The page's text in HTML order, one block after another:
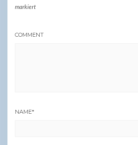
markiert
COMMENT
NAME*